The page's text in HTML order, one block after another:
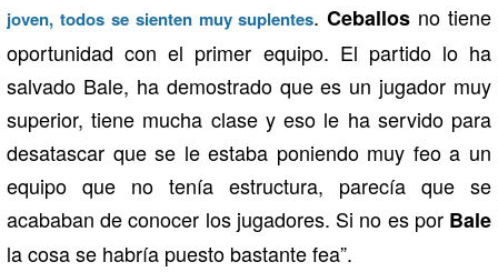
joven, todos se sienten muy suplentes.Ceballos no tiene
oportunidad con el primer equipo. El partido lo ha
salvado Bale, ha demostrado que es un jugador muy
superior, tiene mucha clase y eso le ha servido para
desatascar que se le estaba poniendo muy feo a un
equipo que no tenía estructura, parecía que se
acababan de conocer los jugadores. Si no es por Bale
la cosa se habría puesto bastante fea”.